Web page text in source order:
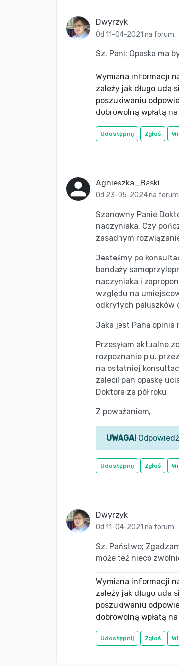
Dwyrzyk
Od 11-04-2021 na forum.
Sz. Pani; Opaska ma
Wymiana informacji
zależy jak długo uda
poszukiwaniu
dobrowolną wpłatą na
Udostępnij Zgłoś
Agnieszka_Baski
Od 23-05-2024 na forum.
Szanowny Panie
naczyniaka. Czy
zasadnym
Jesteśmy po
bandaży
naczyniaka i
względu na
odkrytych paluszków
Jaka jest Pana opinia
Przesyłam aktualne
rozpoznanie p.u.
na ostatniej
zalecił pan opaskę
Doktora za pół roku
Z poważaniem,
UWAGA!
Udostępnij Zgłoś
Dwyrzyk
Od 11-04-2021 na forum.
Sz. Państwo;
może też nieco
Wymiana informacji
zależy jak długo uda
poszukiwaniu
dobrowolną wpłatą na
Udostępnij Zgłoś